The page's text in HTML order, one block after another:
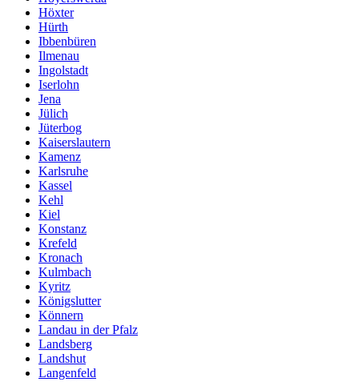
Höxter
Hürth
Ibbenbüren
Ilmenau
Ingolstadt
Iserlohn
Jena
Jülich
Jüterbog
Kaiserslautern
Kamenz
Karlsruhe
Kassel
Kehl
Kiel
Konstanz
Krefeld
Kronach
Kulmbach
Kyritz
Königslutter
Könnern
Landau in der Pfalz
Landsberg
Landshut
Langenfeld